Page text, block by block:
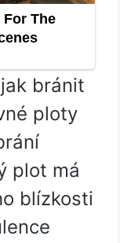
bránit
ploty
plot má
blízkosti